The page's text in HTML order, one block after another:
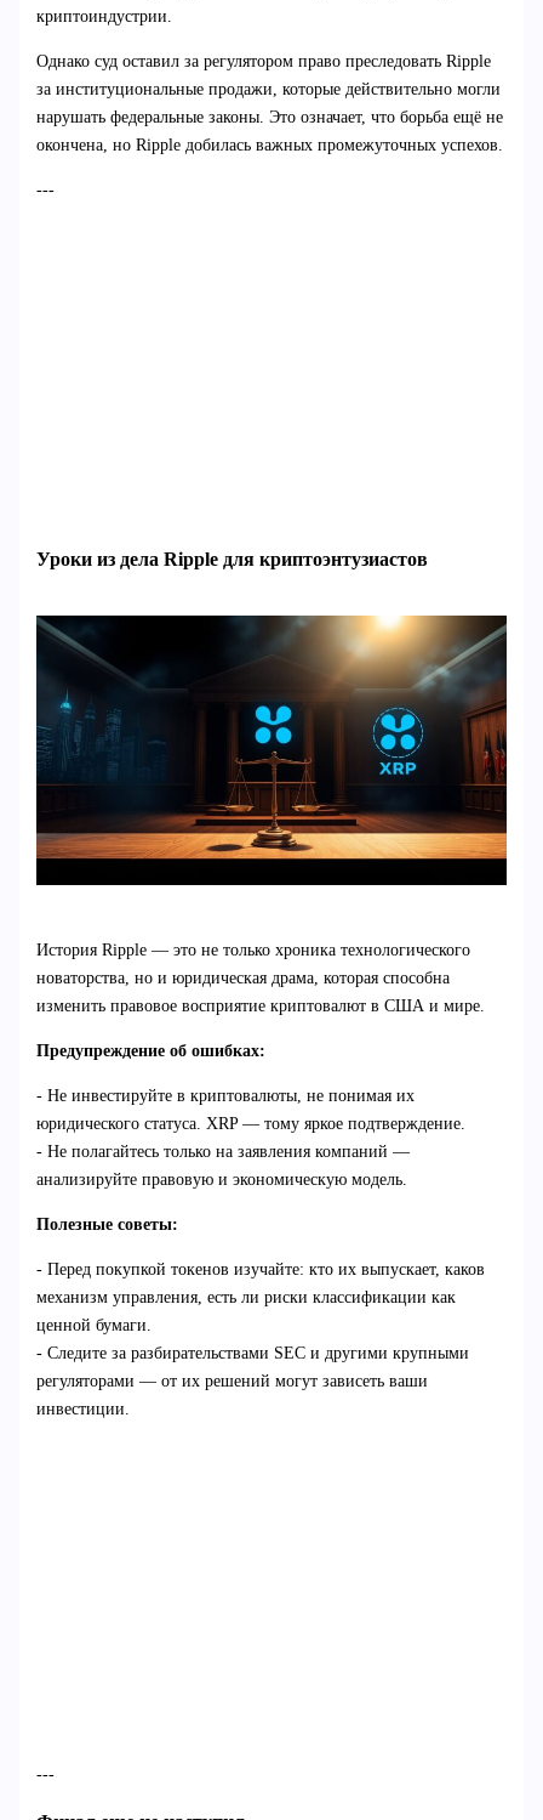
криптоиндустрии.
Однако суд оставил за регулятором право преследовать Ripple
за институциональные продажи, которые действительно могли
нарушать федеральные законы. Это означает, что борьба ещё не
окончена, но Ripple добилась важных промежуточных успехов.
---
Уроки из дела Ripple для криптоэнтузиастов
История Ripple — это не только хроника технологического
новаторства, но и юридическая драма, которая способна
изменить правовое восприятие криптовалют в США и мире.
Предупреждение об ошибках:
- Не инвестируйте в криптовалюты, не понимая их
юридического статуса. XRP — тому яркое подтверждение.
- Не полагайтесь только на заявления компаний —
анализируйте правовую и экономическую модель.
Полезные советы:
- Перед покупкой токенов изучайте: кто их выпускает, каков
механизм управления, есть ли риски классификации как
ценной бумаги.
- Следите за разбирательствами SEC и другими крупными
регуляторами — от их решений могут зависеть ваши
инвестиции.
---